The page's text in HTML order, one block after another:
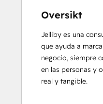
Oversikt
Jelliby es una
que ayuda a
negocio, siempre
en las personas y
real y tangible.